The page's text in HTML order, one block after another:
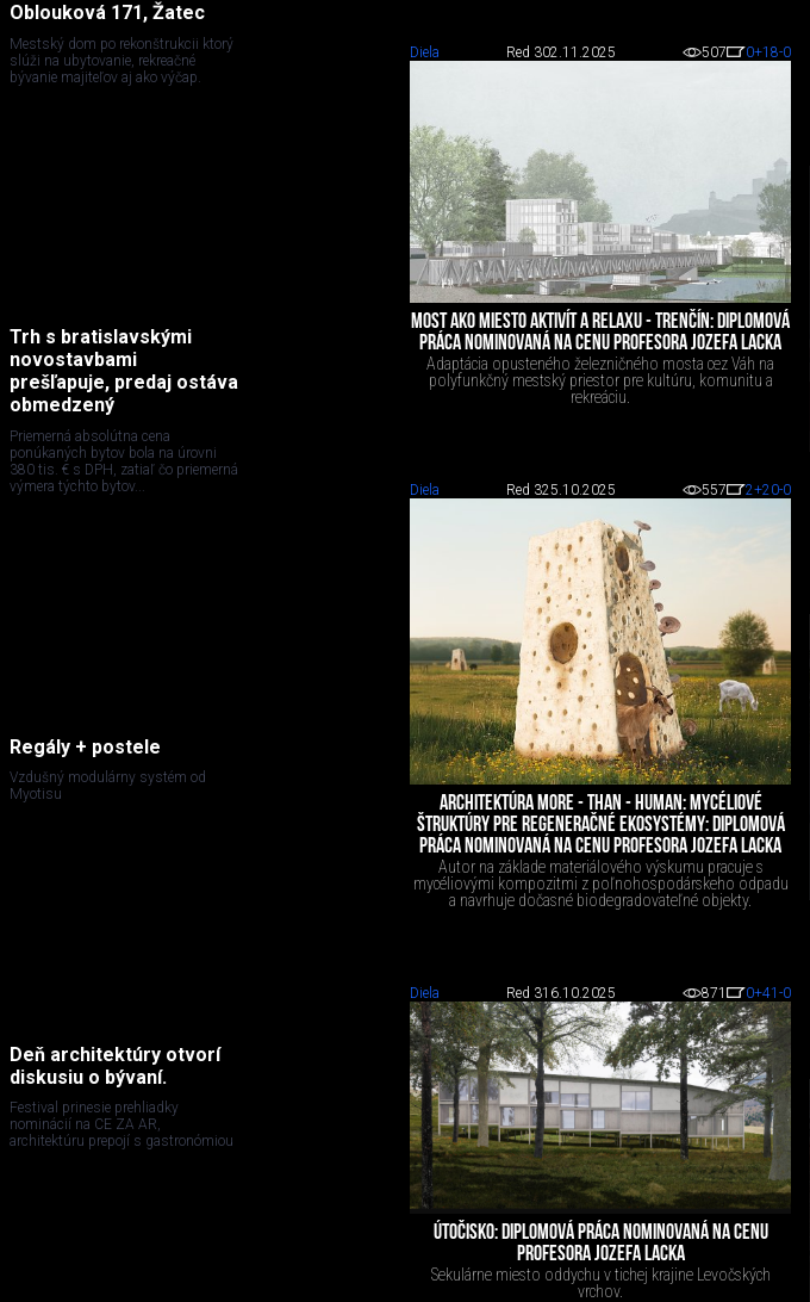
Oblouková 171, Žatec
Mestský dom po rekonštrukcii ktorý
slúži na ubytovanie, rekreačné
bývanie majiteľov aj ako výčap.
Trh s bratislavskými
novostavbami
prešľapuje, predaj ostáva
obmedzený
Priemerná absolútna cena
ponúkaných bytov bola na úrovni
380 tis. € s DPH, zatiaľ čo priemerná
výmera týchto bytov...
Regály + postele
Vzdušný modulárny systém od
Myotisu
Deň architektúry otvorí
diskusiu o bývaní.
Festival prinesie prehliadky
nominácií na CE ZA AR,
architektúru prepojí s gastronómiou
Diela Red 302.11.2025 507 0+18-0
MOST AKO MIESTO AKTIVÍT A RELAXU - TRENČÍN: DIPLOMOVÁ
PRÁCA NOMINOVANÁ NA CENU PROFESORA JOZEFA LACKA
Adaptácia opusteného železničného mosta cez Váh na
polyfunkčný mestský priestor pre kultúru, komunitu a
rekreáciu.
Diela Red 325.10.2025 557 2+20-0
ARCHITEKTÚRA MORE - THAN - HUMAN: MYCÉLIOVÉ
ŠTRUKTÚRY PRE REGENERAČNÉ EKOSYSTÉMY: DIPLOMOVÁ
PRÁCA NOMINOVANÁ NA CENU PROFESORA JOZEFA LACKA
Autor na základe materiálového výskumu pracuje s
mycéliovými kompozitmi z poľnohospodárskeho odpadu
a navrhuje dočasné biodegradovateľné objekty.
Diela Red 316.10.2025 871 0+41 -0
ÚTOČISKO: DIPLOMOVÁ PRÁCA NOMINOVANÁ NA CENU
PROFESORA JOZEFA LACKA
Sekulárne miesto oddychu v tichej krajine Levočských
vrchov.